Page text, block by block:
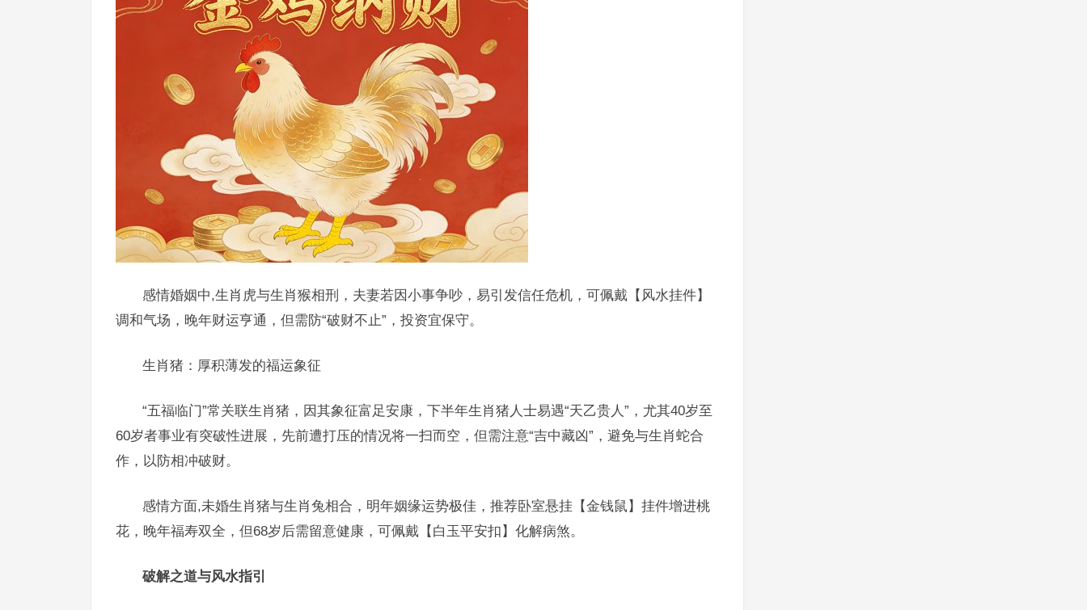
感情婚姻中,生肖虎与生肖猴相刑，夫妻若因小事争吵，易引发信任危机，可佩戴【风水挂件】
调和气场，晚年财运亨通，但需防“破财不止”，投资宜保守。
生肖猪：厚积薄发的福运象征
“五福临门”常关联生肖猪，因其象征富足安康，下半年生肖猪人士易遇“天乙贵人”，尤其40岁至
60岁者事业有突破性进展，先前遭打压的情况将一扫而空，但需注意“吉中藏凶”，避免与生肖蛇合
作，以防相冲破财。
感情方面,未婚生肖猪与生肖兔相合，明年姻缘运势极佳，推荐卧室悬挂【金钱鼠】挂件增进桃
花，晚年福寿双全，但68岁后需留意健康，可佩戴【白玉平安扣】化解病煞。
破解之道与风水指引